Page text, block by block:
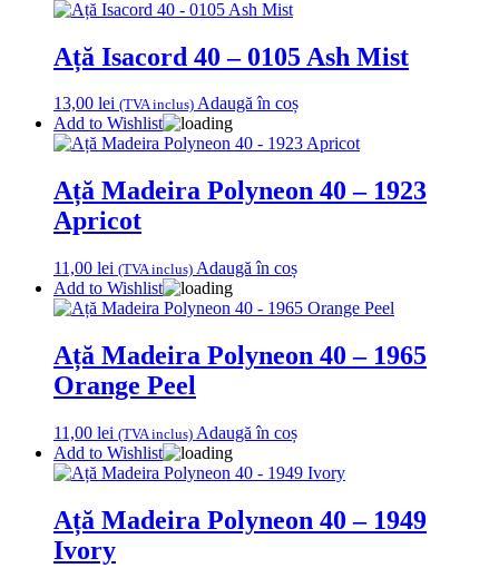
Ață Isacord 40 – 0105 Ash Mist
13,00 lei (TVA inclus) Adaugă în coș
Add to Wishlist
Ață Madeira Polyneon 40 – 1923
Apricot
11,00 lei (TVA inclus) Adaugă în coș
Add to Wishlist
Ață Madeira Polyneon 40 – 1965
Orange Peel
11,00 lei (TVA inclus) Adaugă în coș
Add to Wishlist
Ață Madeira Polyneon 40 – 1949
Ivory